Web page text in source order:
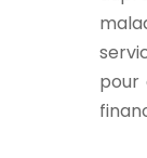
pour